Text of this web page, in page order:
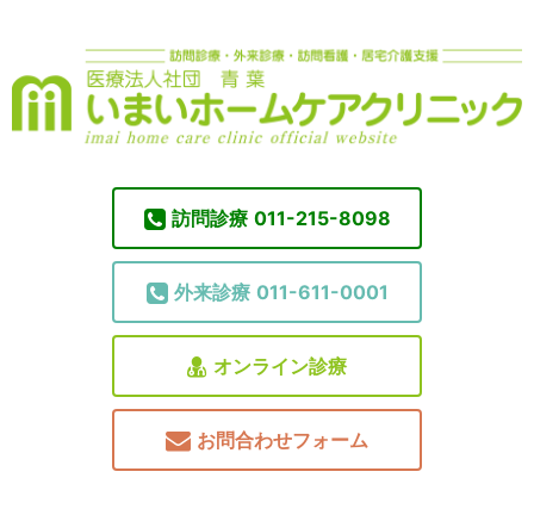
訪問診療 011-215-8098
外来診療 011-611-0001
オンライン診療
お問合わせフォーム